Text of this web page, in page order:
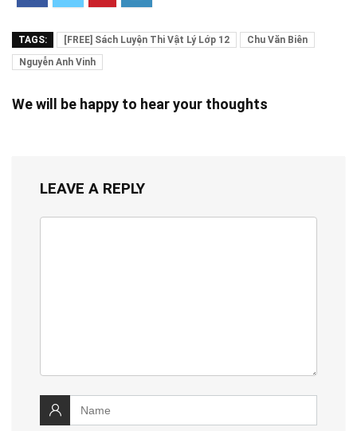
TAGS: [FREE] Sách Luyện Thi Vật Lý Lớp 12
Chu Văn Biên
Nguyễn Anh Vinh
We will be happy to hear your thoughts
LEAVE A REPLY